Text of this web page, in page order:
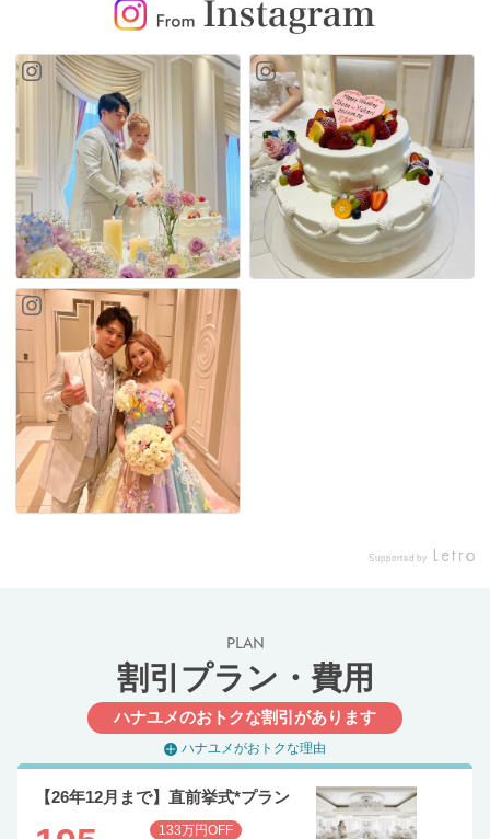
Supported by
PLAN
割引プラン・費用
ハナユメのおトクな割引があります
ハナユメがおトクな理由
【26年12月まで】直前挙式*プラン
133万円OFF